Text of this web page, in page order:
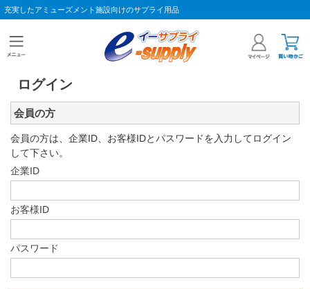
充実したアミューズメント施設向けのサプライ用品
ログイン
会員の方
会員の方は、企業ID、お客様IDとパスワードを入力してログイン
して下さい。
企業ID
お客様ID
パスワード